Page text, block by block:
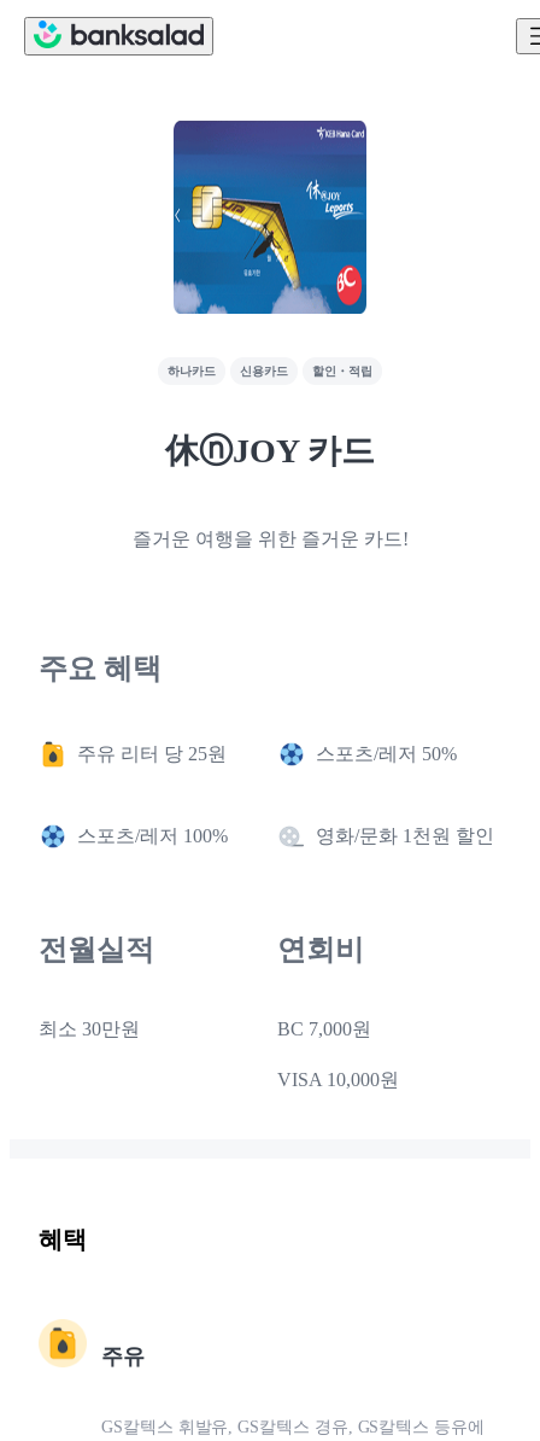
하나카드 신용카드 할인・적립
休ⓝJOY 카드
즐거운 여행을 위한 즐거운 카드!
주요 혜택
주유 리터 당 25원 스포츠/레저 50%
스포츠/레저 100% 영화/문화 1천원 할인
전월실적
최소 30만원
연회비
BC 7,000원
VISA 10,000원
혜택
주유
GS칼텍스 휘발유, GS칼텍스 경유, GS칼텍스 등유에